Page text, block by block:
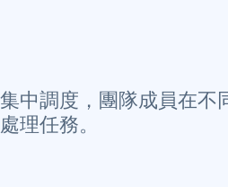
中調度，團隊成員在不
理任務。